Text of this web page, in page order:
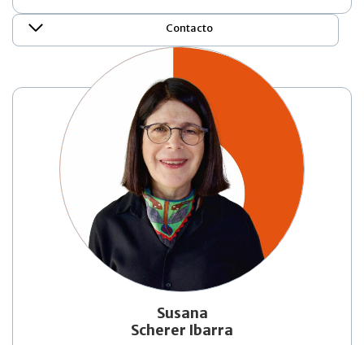
Contacto
Susana
Scherer Ibarra